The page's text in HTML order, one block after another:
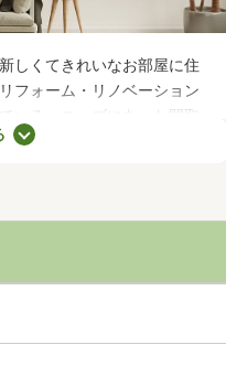
しくてきれいなお部屋に住
フォーム・リノベーション
いる・ニーズにあった間取
段にアップしていることが
う。